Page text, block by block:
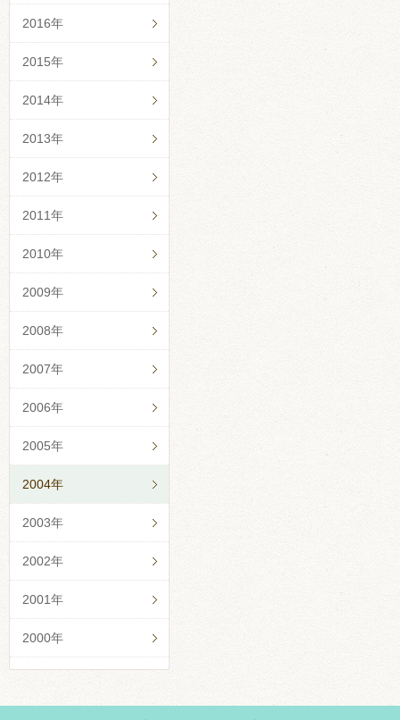
2016年
2015年
2014年
2013年
2012年
2011年
2010年
2009年
2008年
2007年
2006年
2005年
2004年
2003年
2002年
2001年
2000年